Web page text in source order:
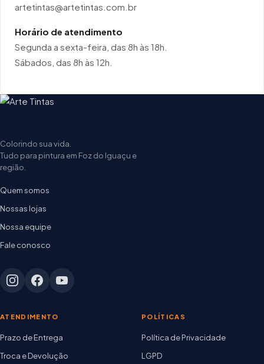
artetintas@artetintas.com.br
Horário de atendimento
Segunda a sexta-feira, das 8h às 18h.
Sábados, das 8h às 12h.
Colorindo sua vida.
Tudo para pintura em Foz do Iguaçu e
região.
Quem somos
Nossas lojas
Nossa equipe
Fale conosco
ATENDIMENTO
Prazo de Entrega
Troca e Devolução
POLÍTICAS
Política de Privacidade
LGPD